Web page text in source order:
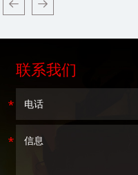
联系我们